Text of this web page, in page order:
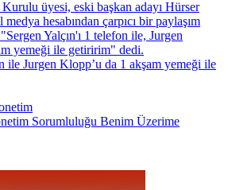
ile Jurgen Klopp’u da 1 akşam yemeği ile
Sorumluluğu Benim Üzerime